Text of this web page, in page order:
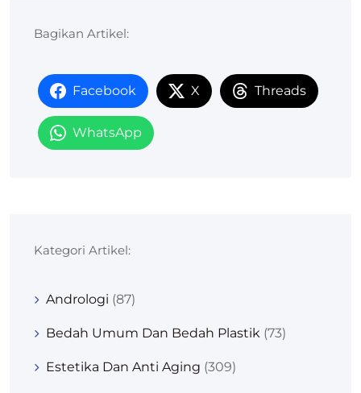
Bagikan Artikel:
Facebook X Threads
WhatsApp
Kategori Artikel:
Andrologi (87)
Bedah Umum Dan Bedah Plastik (73)
Estetika Dan Anti Aging (309)